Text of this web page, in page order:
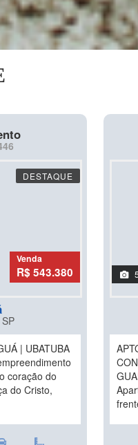
DESTAQUE
Venda
R$ 543.380
| UBATUBA
coração do
do Cristo,